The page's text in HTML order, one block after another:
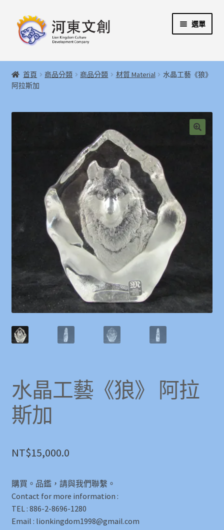
跳
至
跳
至
容
選單
首頁
開
河東文創開發股份有限公司
選
單
河東堂獅子博物館
展
開
子
聯絡我們
Weglot switcher
首頁 商品分類 商品分類 材質 Material
水晶工藝《狼》
阿拉斯加
水晶工藝《狼》 阿拉
斯加
NT$15,000.0
購買。品鑑，請與我們聯繫。
Contact for more information :
TEL : 886-2-8696-1280
Email : lionkingdom1998@gmail.com